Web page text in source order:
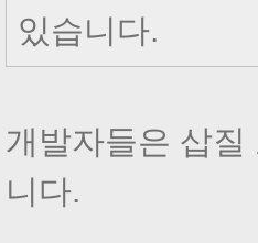
있습니다.
개발자들은 삽
니다.